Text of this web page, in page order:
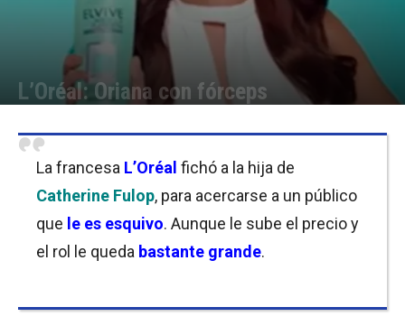
L’Oréal: Oriana con fórceps
La francesa L’Oréal fichó a la hija de
Catherine Fulop, para acercarse a un público
que le es esquivo. Aunque le sube el precio y
el rol le queda bastante grande.